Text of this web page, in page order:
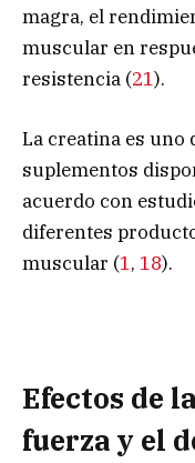
magra, el
muscular en
resistencia (21).
La creatina es uno
suplementos
acuerdo con
diferentes
muscular (1, 18).
Efectos de
fuerza y el